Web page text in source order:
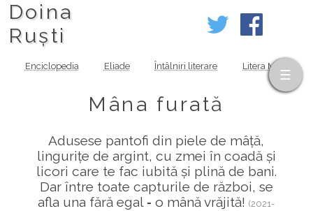
Doina
Ruști
Enciclopedia Eliade Întâlniri literare Litera MOV
Mâna furată
Adusese pantofi din piele de mâță,
lingurițe de argint, cu zmei în coadă și
licori care te fac iubită și plină de bani.
Dar între toate capturile de război, se
afla una fără egal ‑ o mână vrăjită!(2021-